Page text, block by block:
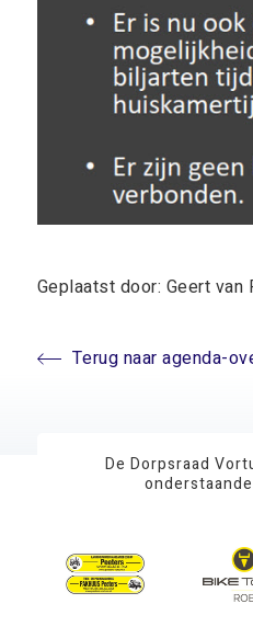
Geplaatst door: Geert van
Terug naar agenda-
De Dorpsraad